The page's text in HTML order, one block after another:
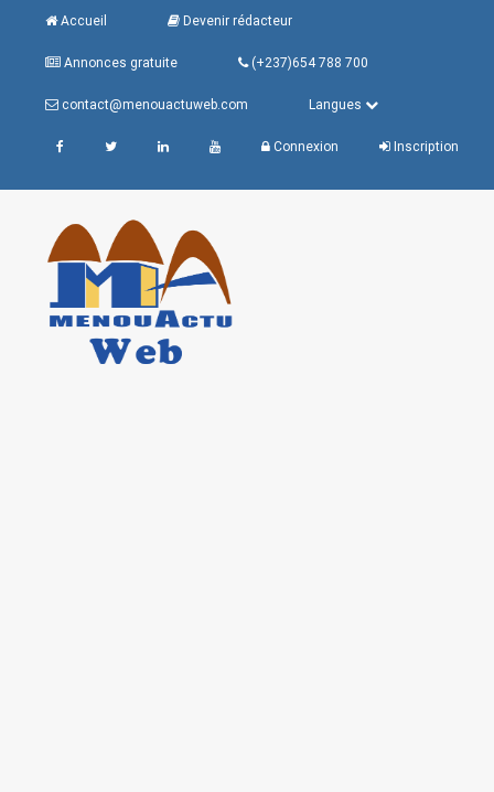
Accueil Devenir rédacteur
Annonces gratuite (+237)654 788 700
contact@menouactuweb.com Langues
Connexion Inscription